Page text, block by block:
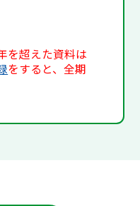
を超えた資料は
をすると、全期